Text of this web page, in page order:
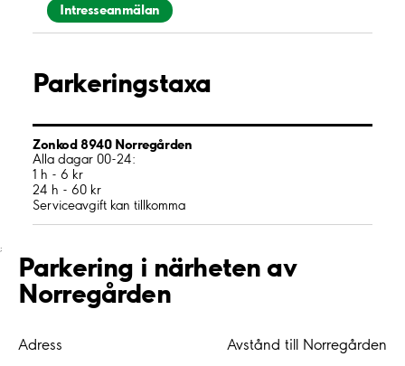
Intresseanmälan
Parkeringstaxa
Zonkod 8940 Norregården
Alla dagar 00-24:
1 h - 6 kr
24 h - 60 kr
Serviceavgift kan tillkomma
;
Parkering i närheten av
Norregården
Adress Avstånd till Norregården